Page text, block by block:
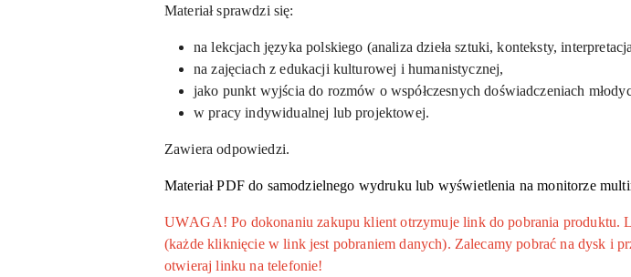
Materiał sprawdzi się:
na lekcjach języka polskiego (analiza dzieła sztuki, konteksty,
na zajęciach z edukacji kulturowej i humanistycznej,
jako punkt wyjścia do rozmów o współczesnych doświadczeniach
w pracy indywidualnej lub projektowej.
Zawiera odpowiedzi.
Materiał PDF do samodzielnego wydruku lub wyświetlenia na monitorze
UWAGA! Po dokonaniu zakupu klient otrzymuje link do pobrania
(każde kliknięcie w link jest pobraniem danych). Zalecamy pobrać na dysk i
otwieraj linku na telefonie!